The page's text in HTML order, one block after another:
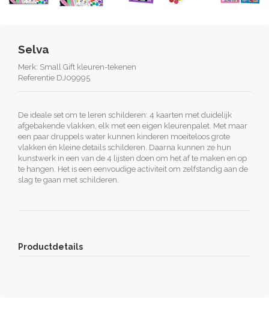
Selva
Merk: Small Gift kleuren-tekenen
Referentie DJ09995
De ideale set om te leren schilderen: 4 kaarten met duidelijk
afgebakende vlakken, elk met een eigen kleurenpalet. Met maar
een paar druppels water kunnen kinderen moeiteloos grote
vlakken én kleine details schilderen. Daarna kunnen ze hun
kunstwerk in een van de 4 lijsten doen om het af te maken en op
te hangen. Het is een eenvoudige activiteit om zelfstandig aan de
slag te gaan met schilderen.
Productdetails